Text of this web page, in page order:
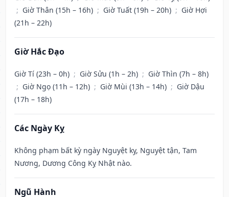
; Giờ Thân (15h – 16h) ; Giờ Tuất (19h – 20h) ; Giờ Hợi
(21h – 22h)
Giờ Hắc Đạo
Giờ Tí (23h – 0h) ; Giờ Sửu (1h – 2h) ; Giờ Thìn (7h – 8h)
; Giờ Ngọ (11h – 12h) ; Giờ Mùi (13h – 14h) ; Giờ Dậu
(17h – 18h)
Các Ngày Kỵ
Không phạm bất kỳ ngày Nguyệt kỵ, Nguyệt tận, Tam
Nương, Dương Công Kỵ Nhật nào.
Ngũ Hành